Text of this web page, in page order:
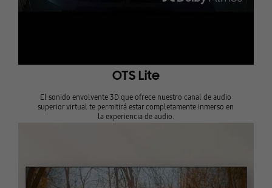
OTS Lite
El sonido envolvente 3D que ofrece nuestro canal de audio
superior virtual te permitirá estar completamente inmerso en
la experiencia de audio.